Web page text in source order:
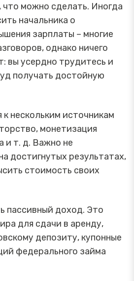
что можно сделать. Иногда
начальника о
зарплаты – многие
однако ничего
вы усердно трудитесь и
получать достойную
нескольким источникам
монетизация
и т. д. Важно не
достигнутых результатах,
стоимость своих
пассивный доход. Это
для сдачи в аренду,
депозиту, купонные
федерального займа